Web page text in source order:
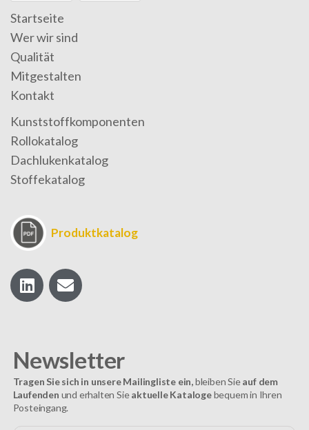
Startseite
Wer wir sind
Qualität
Mitgestalten
Kontakt
Kunststoffkomponenten
Rollokatalog
Dachlukenkatalog
Stoffekatalog
Produktkatalog
Newsletter
Tragen Sie sich in unsere Mailingliste ein,bleiben Sieauf dem
Laufenden und erhalten Sieaktuelle Katalogebequem in Ihren
Posteingang.